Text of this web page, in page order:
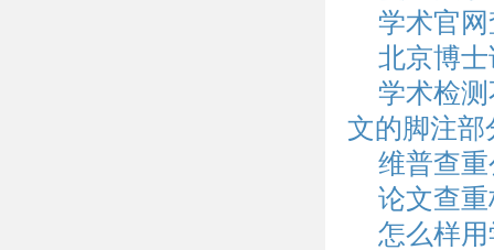
学术官
北京博
学术检
文的脚注部
维普查
论文查
怎么样